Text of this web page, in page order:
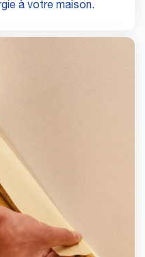
à votre maison.